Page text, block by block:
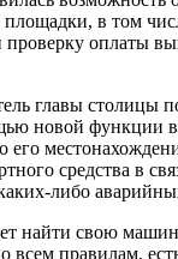
в том
проверку оплаты
главы столицы
новой функции
его
средства в
либо
найти свою
правилам,